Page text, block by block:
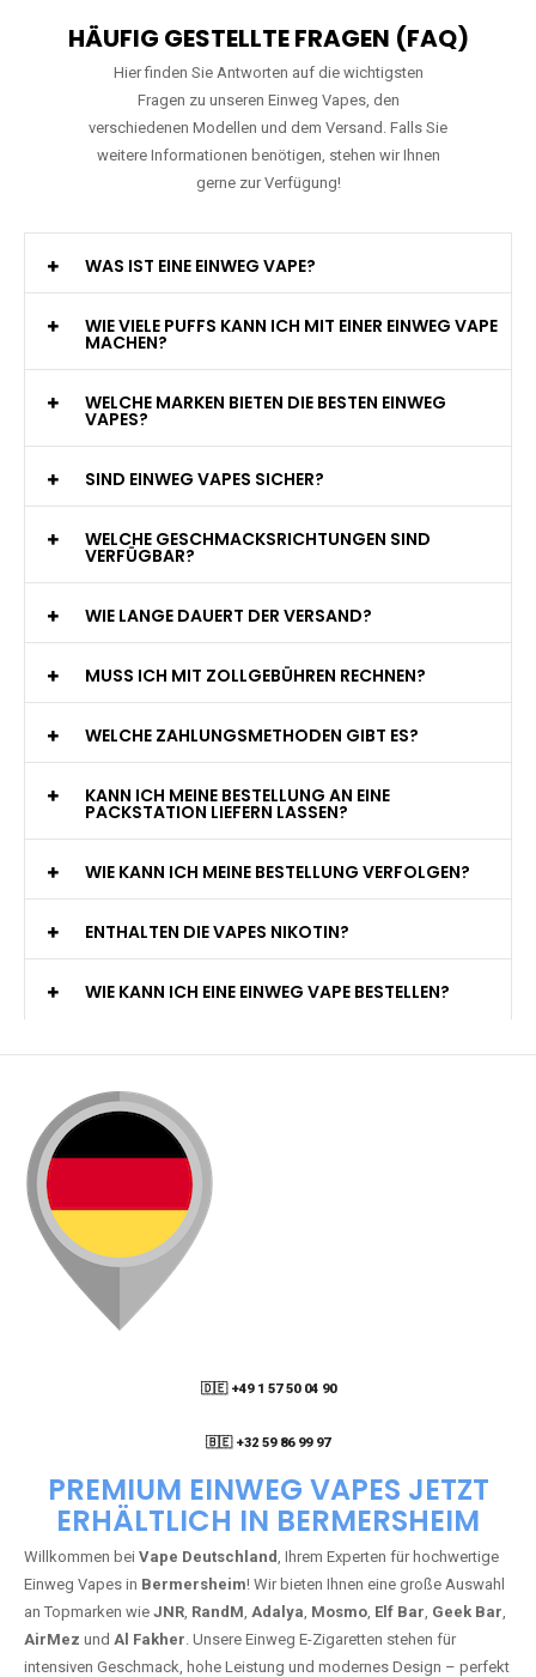
HÄUFIG GESTELLTE FRAGEN (FAQ)
Hier finden Sie Antworten auf die wichtigsten
Fragen zu unseren Einweg Vapes, den
verschiedenen Modellen und dem Versand. Falls Sie
weitere Informationen benötigen, stehen wir Ihnen
gerne zur Verfügung!
WAS IST EINE EINWEG VAPE?
WIE VIELE PUFFS KANN ICH MIT EINER EINWEG VAPE
MACHEN?
WELCHE MARKEN BIETEN DIE BESTEN EINWEG
VAPES?
SIND EINWEG VAPES SICHER?
WELCHE GESCHMACKSRICHTUNGEN SIND
VERFÜGBAR?
WIE LANGE DAUERT DER VERSAND?
MUSS ICH MIT ZOLLGEBÜHREN RECHNEN?
WELCHE ZAHLUNGSMETHODEN GIBT ES?
KANN ICH MEINE BESTELLUNG AN EINE
PACKSTATION LIEFERN LASSEN?
WIE KANN ICH MEINE BESTELLUNG VERFOLGEN?
ENTHALTEN DIE VAPES NIKOTIN?
WIE KANN ICH EINE EINWEG VAPE BESTELLEN?
🇩🇪 +49 1 57 50 04 90
🇧🇪 +32 59 86 99 97
PREMIUM EINWEG VAPES JETZT
ERHÄLTLICH IN BERMERSHEIM
Willkommen bei Vape Deutschland, Ihrem Experten für hochwertige
Einweg Vapes in Bermersheim! Wir bieten Ihnen eine große Auswahl
an Topmarken wie JNR, RandM, Adalya, Mosmo, Elf Bar, Geek Bar,
AirMez und Al Fakher. Unsere Einweg E-Zigaretten stehen für
intensiven Geschmack, hohe Leistung und modernes Design – perfekt